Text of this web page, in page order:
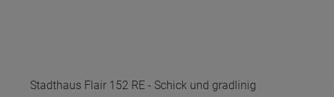
Stadthaus Flair 152 RE - Schick und gradlinig